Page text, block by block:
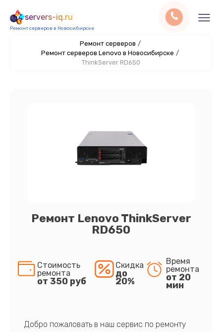
servers-iq.ru
Ремонт серверов в Новосибирске
Ремонт серверов /
Ремонт серверов Lenovo в Новосибирске /
ThinkServer RD650
Ремонт Lenovo ThinkServer
RD650
Стоимость
ремонта
от 350 руб
Скидка
до
20%
Время
ремонта
от 20
мин
Добро пожаловать в наш сервис по ремонту